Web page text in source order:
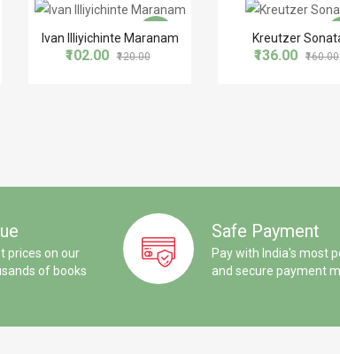
-15%
Ivan Illiyichinte Maranam
₹102.00 ₹120.00
-
Kreutzer
₹136.00 ₹160.00
prices on our
of books
Safe Payment
Pay with India's most
and secure payment